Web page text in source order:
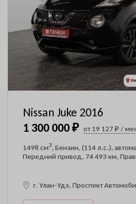
1 300 000 ₽ от 19 127 ₽ /
Nissan Juke 2016
1498 см3, Бензин, (114 л.с.),
Передний привод, 74 493 км,
г. Улан-Удэ, Проспект